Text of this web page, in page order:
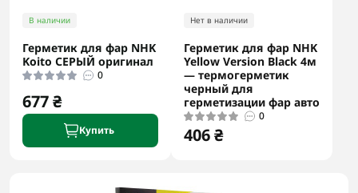
В наличии
Герметик для фар NHK
Koito СЕРЫЙ оригинал
0
677 ₴
Купить
Нет в наличии
Герметик для фар NHK
Yellow Version Black 4м
— термогерметик
черный для
герметизации фар авто
0
406 ₴